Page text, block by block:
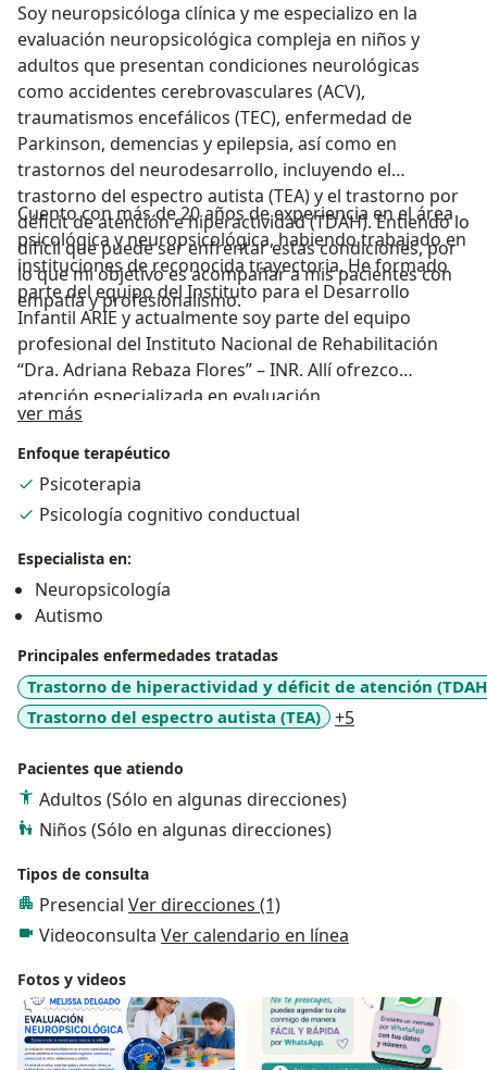
Soy neuropsicóloga clínica y me especializo en la
evaluación neuropsicológica compleja en niños y
adultos que presentan condiciones neurológicas
como accidentes cerebrovasculares (ACV),
traumatismos encefálicos (TEC), enfermedad de
Parkinson, demencias y epilepsia, así como en
trastornos del neurodesarrollo, incluyendo el
trastorno del espectro autista (TEA) y el trastorno por
déficit de atención e hiperactividad (TDAH). Entiendo lo
difícil que puede ser enfrentar estas condiciones, por
lo que mi objetivo es acompañar a mis pacientes con
empatía y profesionalismo.
Cuento con más de 20 años de experiencia en el área
psicológica y neuropsicológica, habiendo trabajado en
instituciones de reconocida trayectoria. He formado
parte del equipo del Instituto para el Desarrollo
Infantil ARIE y actualmente soy parte del equipo
profesional del Instituto Nacional de Rehabilitación
“Dra. Adriana Rebaza Flores” – INR. Allí ofrezco
atención especializada en evaluación
neuropsicológica, rehabilitación cognitiva y
orientación terapéutica, siempre orientada a mejorar
la calidad de vida y la funcionalidad de quienes confían
ver más
Enfoque terapéutico
Psicoterapia
Psicología cognitivo conductual
Especialista en:
Neuropsicología
Autismo
Principales enfermedades tratadas
Trastorno de hiperactividad y déficit de atención
Trastorno del espectro autista (TEA)
+5
Pacientes que atiendo
Adultos (Sólo en algunas direcciones)
Niños (Sólo en algunas direcciones)
Tipos de consulta
Presencial Ver direcciones (1)
Videoconsulta Ver calendario en línea
Fotos y videos